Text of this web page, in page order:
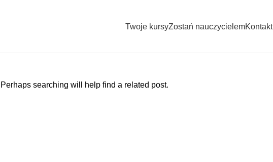
Twoje kursyZostań nauczycielemKontakt
searching will help find a related post.